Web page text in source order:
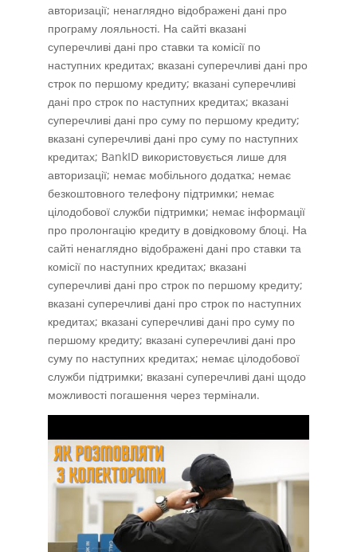
авторизації; ненаглядно відображені дані про
програму лояльності. На сайті вказані
суперечливі дані про ставки та комісії по
наступних кредитах; вказані суперечливі дані про
строк по першому кредиту; вказані суперечливі
дані про строк по наступних кредитах; вказані
суперечливі дані про суму по першому кредиту;
вказані суперечливі дані про суму по наступних
кредитах; BankID використовується лише для
авторизації; немає мобільного додатка; немає
безкоштовного телефону підтримки; немає
цілодобової служби підтримки; немає інформації
про пролонгацію кредиту в довідковому блоці. На
сайті ненаглядно відображені дані про ставки та
комісії по наступних кредитах; вказані
суперечливі дані про строк по першому кредиту;
вказані суперечливі дані про строк по наступних
кредитах; вказані суперечливі дані про суму по
першому кредиту; вказані суперечливі дані про
суму по наступних кредитах; немає цілодобової
служби підтримки; вказані суперечливі дані щодо
можливості погашення через термінали.